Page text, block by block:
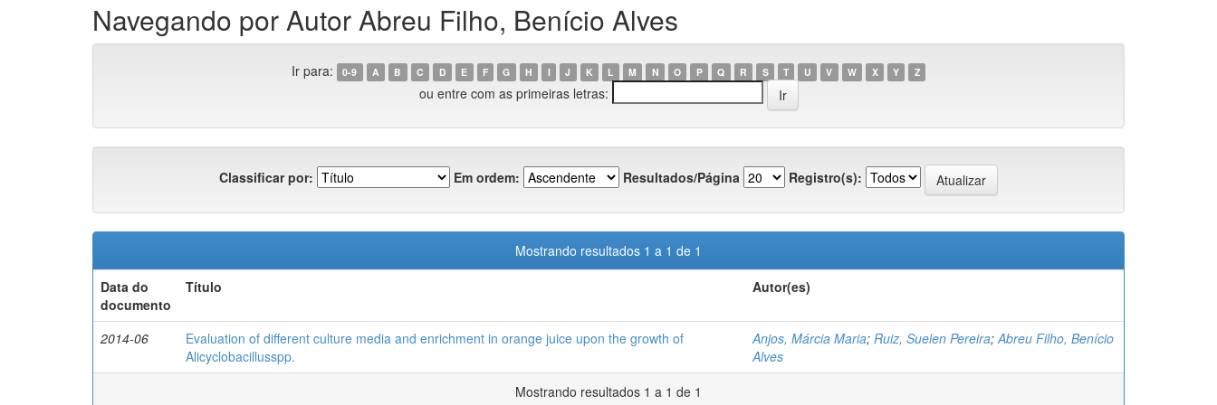
Navegando por Autor Abreu Filho, Benício Alves
Ir para: 0-9 A B C D E F G H I J K L M N O P Q R S T U V W X Y Z
ou entre com as primeiras letras:
Classificar por: Em ordem: Resultados/Página Registro(s):
Mostrando resultados 1 a 1 de 1
Data do
documento
Título Autor(es)
2014-06
Evaluation of different culture media and enrichment in orange juice upon the growth of
Alicyclobacillusspp.
Anjos, Márcia Maria; Ruiz, Suelen Pereira; Abreu Filho, Benício
Alves
Mostrando resultados 1 a 1 de 1